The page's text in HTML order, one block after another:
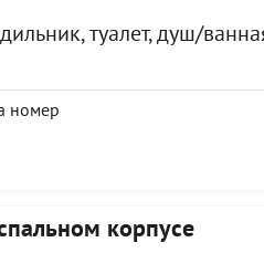
туалет, душ/
номер
корпусе